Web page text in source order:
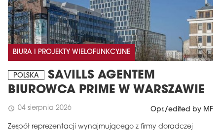
BIURA I PROJEKTY WIELOFUNKCYJNE
POLSKA
SAVILLS AGENTEM
BIUROWCA PRIME W WARSZAWIE
schedule 04 sierpnia 2026 Opr./edited by MF
Zespół reprezentacji wynajmującego z firmy doradczej